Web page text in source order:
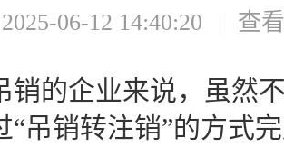
2025-06-12 14:40:20 查
销的企业来说，虽然
“吊销转注销”的方式